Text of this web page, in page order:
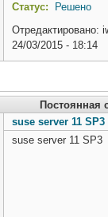
Статус:
Решено
Отредактировано:
24/03/2015 - 18:14
Постоянная
suse server 11 SP3
suse server 11 SP3